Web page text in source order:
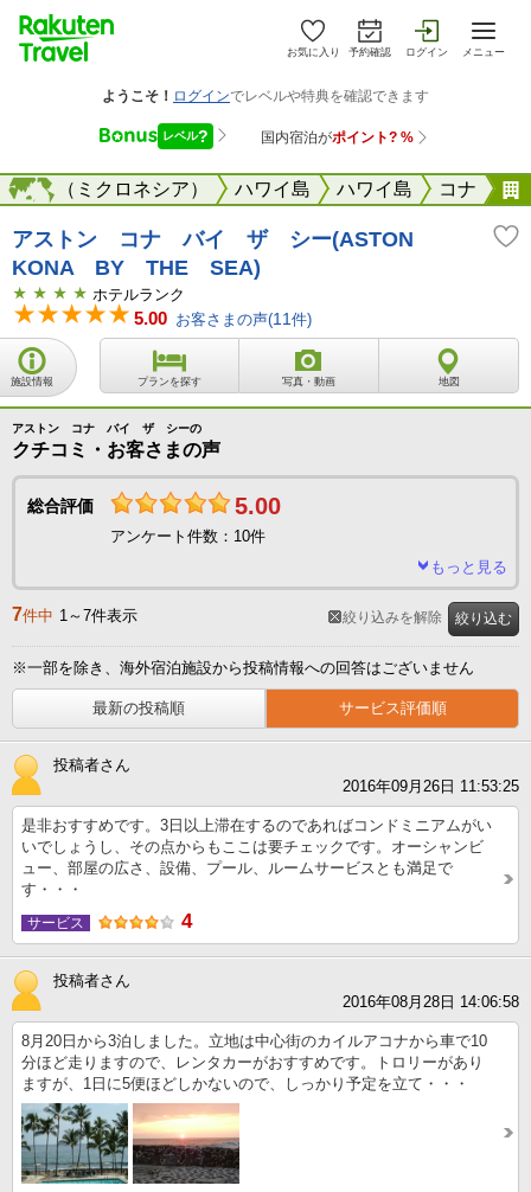
お気に入り 予約確認 ログイン メニュー
パン（ミクロネシア） ハワイ島 ハワイ島 コナ
海外
アストン コナ バイ ザ シー(ASTON
KONA BY THE SEA)
ホテルランク
5.00 お客さまの声(11件)
施設情報 プランを探す 写真・動画 地図
アストン コナ バイ ザ シーの
クチコミ・お客さまの声
総合評価 5.00
アンケート件数：10件
もっと見る
7件中 1～7件表示
※一部を除き、海外宿泊施設から投稿情報への回答はございません
最新の投稿順 サービス評価順
絞り込む
絞り込みを解除
投稿者さん
2016年09月26日 11:53:25
是非おすすめです。3日以上滞在するのであればコンドミニアムがい
いでしょうし、その点からもここは要チェックです。オーシャンビ
ュー、部屋の広さ、設備、プール、ルームサービスとも満足で
す・・・
サービス 4
投稿者さん
2016年08月28日 14:06:58
8月20日から3泊しました。立地は中心街のカイルアコナから車で10
分ほど走りますので、レンタカーがおすすめです。トロリーがあり
ますが、1日に5便ほどしかないので、しっかり予定を立て・・・